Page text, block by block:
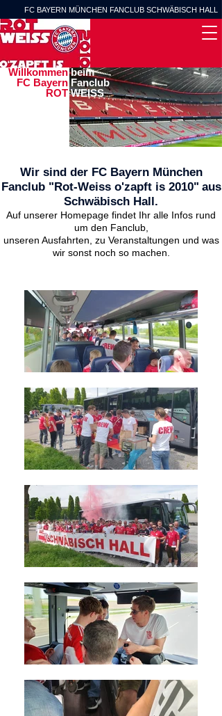
FC BAYERN MÜNCHEN FANCLUB SCHWÄBISCH HALL
Willkommen
FC Bayern
ROT
beim
Fanclub
WEISS
Wir sind der FC Bayern München
Fanclub "Rot-Weiss o'zapft is 2010" aus
Schwäbisch Hall.
Auf unserer Homepage findet Ihr alle Infos rund
um den Fanclub,
unseren Ausfahrten, zu Veranstaltungen und was
wir sonst noch so machen.